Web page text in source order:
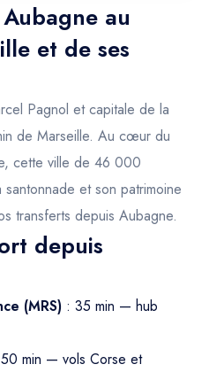
au
et de ses
Pagnol et capitale de la
de Marseille. Au cœur du
cette ville de 46 000
et son patrimoine
transferts depuis Aubagne.
depuis
(MRS) : 35 min — hub
min — vols Corse et